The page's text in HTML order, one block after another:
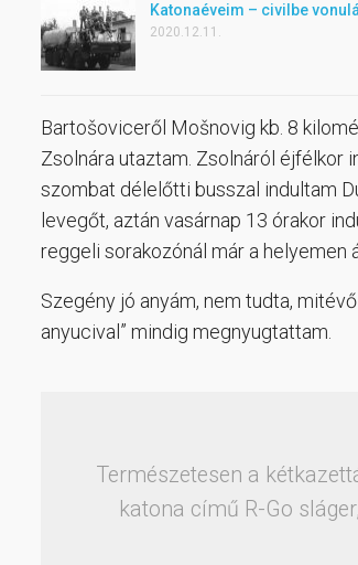
Katonaéveim – civilbe
2020.12.11.
Bartošoviceről Mošnovig kb. 8
Zsolnára utaztam. Zsolnáról éjfélkor
szombat délelőtti busszal indultam
levegőt, aztán vasárnap 13 órakor
reggeli sorakozónál már a helyemen
Szegény jó anyám, nem tudta,
anyucival” mindig megnyugtattam.
Természetesen a
katona című R-Go